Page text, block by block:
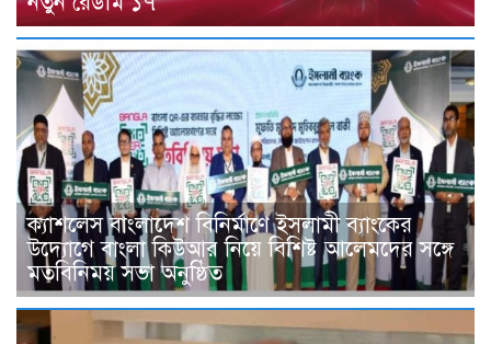
ক্যাশলেস বাংলাদেশ বিনির্মাণে ইসলামী ব্যাংকের
উদ্যোগে বাংলা কিউআর নিয়ে বিশিষ্ট আলেমদের সঙ্গে
মতবিনিময় সভা অনুষ্ঠিত